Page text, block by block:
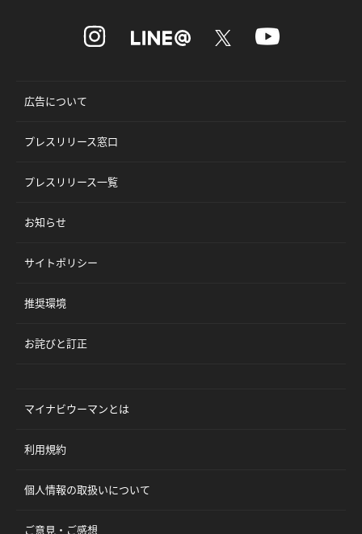
広告について
プレスリリース窓口
プレスリリース一覧
お知らせ
サイトポリシー
推奨環境
お詫びと訂正
マイナビウーマンとは
利用規約
個人情報の取扱いについて
ご意見・ご感想